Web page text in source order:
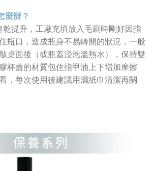
麼辦？
乾提升，工廠充填放入毛刷時剛好因指
瓶口，造成瓶身不易轉開的狀況，一般
桌面後（或瓶蓋浸泡溫熱水），保持雙
杯蓋的材質包住指甲油上下增加摩擦
，每次使用後建議用濕紙巾清潔再關